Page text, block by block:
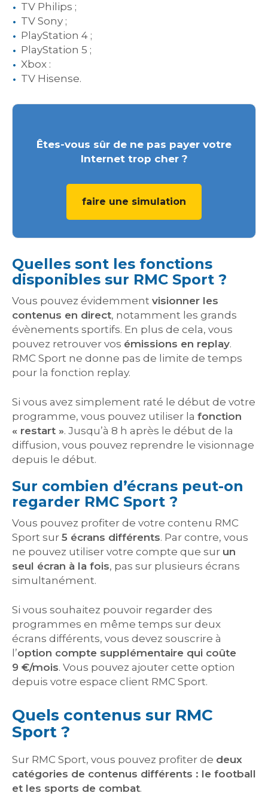
TV Philips ;
TV Sony ;
PlayStation 4 ;
PlayStation 5 ;
Xbox :
TV Hisense.
Êtes-vous sûr de ne pas payer votre
Internet trop cher ?
faire une simulation
Quelles sont les fonctions
disponibles sur RMC Sport ?
Vous pouvez évidemment visionner les
contenus en direct, notamment les grands
évènements sportifs. En plus de cela, vous
pouvez retrouver vos émissions en replay.
RMC Sport ne donne pas de limite de temps
pour la fonction replay.
Si vous avez simplement raté le début de votre
programme, vous pouvez utiliser la fonction
« restart ». Jusqu’à 8 h après le début de la
diffusion, vous pouvez reprendre le visionnage
depuis le début.
Sur combien d’écrans peut-on
regarder RMC Sport ?
Vous pouvez profiter de votre contenu RMC
Sport sur 5 écrans différents. Par contre, vous
ne pouvez utiliser votre compte que sur un
seul écran à la fois, pas sur plusieurs écrans
simultanément.
Si vous souhaitez pouvoir regarder des
programmes en même temps sur deux
écrans différents, vous devez souscrire à
l’option compte supplémentaire qui coûte
9 €/mois. Vous pouvez ajouter cette option
depuis votre espace client RMC Sport.
Quels contenus sur RMC
Sport ?
Sur RMC Sport, vous pouvez profiter de deux
catégories de contenus différents : le football
et les sports de combat.